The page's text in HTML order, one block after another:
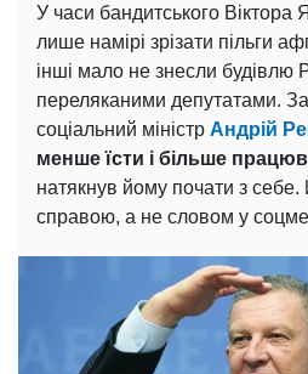
У часи бандитського
лише намірі зрізати пільги
інші мало не знесли будівлю
переляканими депутатами.
соціальний міністр Андрій
менше їсти і більше
натякнув йому почати з себе.
справою, а не словом у